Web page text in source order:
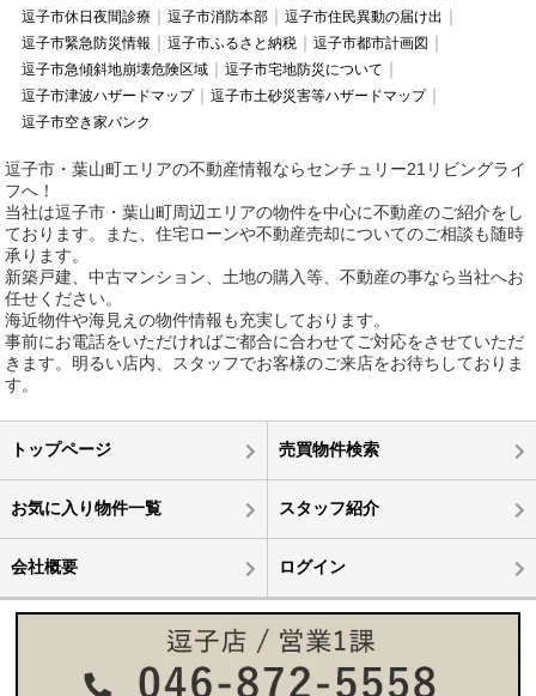
逗子市休日夜間診療
逗子市消防本部
逗子市住民異動の届け出
逗子市緊急防災情報
逗子市ふるさと納税
逗子市都市計画図
逗子市急傾斜地崩壊危険区域
逗子市宅地防災について
逗子市津波ハザードマップ
逗子市土砂災害等ハザードマップ
逗子市空き家バンク
逗子市・葉山町エリアの不動産情報ならセンチュリー21リビングライ
フへ！
当社は逗子市・葉山町周辺エリアの物件を中心に不動産のご紹介をし
ております。また、住宅ローンや不動産売却についてのご相談も随時
承ります。
新築戸建、中古マンション、土地の購入等、不動産の事なら当社へお
任せください。
海近物件や海見えの物件情報も充実しております。
事前にお電話をいただければご都合に合わせてご対応をさせていただ
きます。明るい店内、スタッフでお客様のご来店をお待ちしておりま
す。
トップページ 売買物件検索
お気に入り物件一覧 スタッフ紹介
会社概要 ログイン